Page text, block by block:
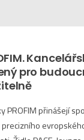
pro
PROFIM přinášejí